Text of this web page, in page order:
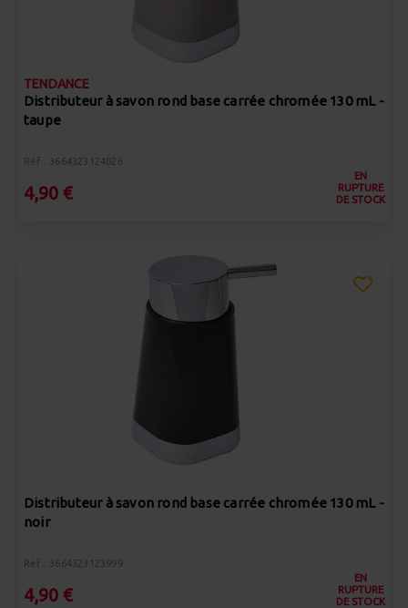
TENDANCE
Distributeur à savon rond base carrée chromée 130 mL -
taupe
Réf : 3664323124026
4,90 €
EN
RUPTURE
DE STOCK
Distributeur à savon rond base carrée chromée 130 mL -
noir
Réf : 3664323123999
4,90 €
EN
RUPTURE
DE STOCK